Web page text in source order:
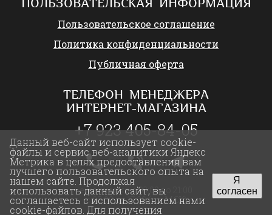
ПОЛЬЗОВАТЕЛЬСКАЯ ИНФОРМАЦИЯ
Пользовательское соглашение
Политика конфиденциальности
Публичная оферта
ТЕЛЕФОН МЕНЕДЖЕРА
ИНТЕРНЕТ-МАГАЗИНА
+7 923 405-84-05
ежедневно с 09:00 до 21:00
с 05:00 до 17:00 (по МСК)
Данный веб-сайт использует cookie-
файлы и сервис веб-аналитики Яндекс
Метрика в целях предоставления вам
лучшего пользовательского опыта на
нашем сайте. Продолжая
использовать данный сайт, вы
соглашаетесь с использованием нами
cookie-файлов. Для получения
Я
согласен